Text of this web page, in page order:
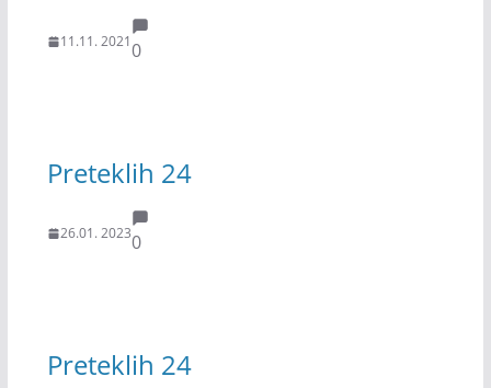
11.11. 20210
Preteklih 24
26.01. 20230
Preteklih 24